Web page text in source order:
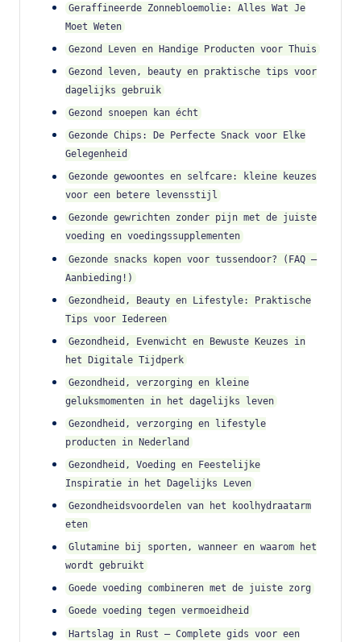
Geraffineerde Zonnebloemolie: Alles Wat Je
Moet Weten
Gezond Leven en Handige Producten voor Thuis
Gezond leven, beauty en praktische tips voor
dagelijks gebruik
Gezond snoepen kan écht
Gezonde Chips: De Perfecte Snack voor Elke
Gelegenheid
Gezonde gewoontes en selfcare: kleine keuzes
voor een betere levensstijl
Gezonde gewrichten zonder pijn met de juiste
voeding en voedingssupplementen
Gezonde snacks kopen voor tussendoor? (FAQ –
Aanbieding!)
Gezondheid, Beauty en Lifestyle: Praktische
Tips voor Iedereen
Gezondheid, Evenwicht en Bewuste Keuzes in
het Digitale Tijdperk
Gezondheid, verzorging en kleine
geluksmomenten in het dagelijks leven
Gezondheid, verzorging en lifestyle
producten in Nederland
Gezondheid, Voeding en Feestelijke
Inspiratie in het Dagelijks Leven
Gezondheidsvoordelen van het koolhydraatarm
eten
Glutamine bij sporten, wanneer en waarom het
wordt gebruikt
Goede voeding combineren met de juiste zorg
Goede voeding tegen vermoeidheid
Hartslag in Rust – Complete gids voor een